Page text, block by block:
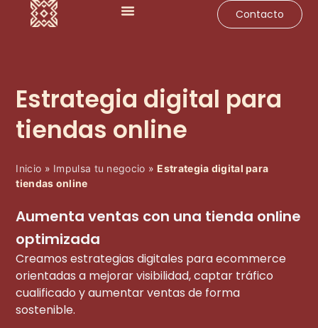
Contacto
Estrategia digital para
tiendas online
Inicio » Impulsa tu negocio » Estrategia digital para
tiendas online
Aumenta ventas con una tienda online
optimizada
Creamos estrategias digitales para ecommerce
orientadas a mejorar visibilidad, captar tráfico
cualificado y aumentar ventas de forma
sostenible.